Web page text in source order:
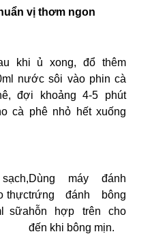
vị thơm ngon
khi ủ xong, đổ thêm
nước sôi vào phin cà
đợi khoảng 4-5 phút
cà phê nhỏ hết xuống
thực
sữa
Dùng máy đánh
trứng đánh bông
hỗn hợp trên cho
đến khi bông mịn.